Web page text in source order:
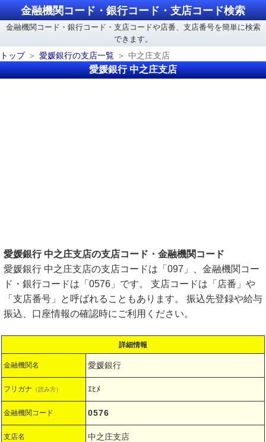
金融機関コード・銀行コード・支店コード検索
金融機関コード・銀行コード・支店コードや店番、支店番号を簡単に検索
できます。
トップ
愛媛銀行の支店一覧 中之庄支店
愛媛銀行 中之庄支店
愛媛銀行 中之庄支店の支店コード・金融機関コード
愛媛銀行 中之庄支店の支店コードは「097」、金融機関コー
ド・銀行コードは「0576」です。 支店コードは「店番」や
「支店番号」と呼ばれることもあります。 振込先登録や給与
振込、口座情報の確認時にご利用ください。
詳細情報
金融機関名 愛媛銀行
フリガナ （読み方） ｴﾋﾒ
金融機関コード 0576
支店名 中之庄支店